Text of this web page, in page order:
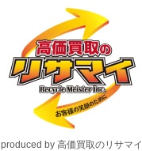
produced by 高価買取のリサマイ